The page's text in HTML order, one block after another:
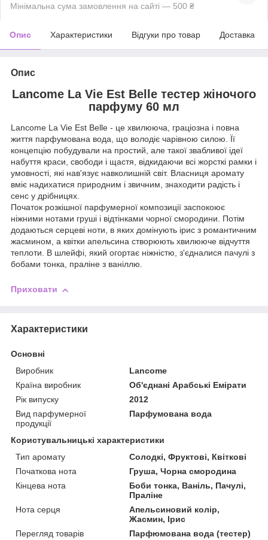
Мінімальна сума замовлення на сайті — 500 ₴
Опис Характеристики Відгуки про товар Доставка
Опис
Lancome La Vie Est Belle тестер жіночого
парфуму 60 мл
Lancome La Vie Est Belle - це хвилююча, граціозна і повна
життя парфумована вода, що володіє чарівною силою. Її
концепцію побудували на простий, але такої звабливої ідеї
набуття краси, свободи і щастя, відкидаючи всі жорсткі рамки і
умовності, які нав'язує навколишній світ. Власниця аромату
вміє надихатися природним і звичним, знаходити радість і
сенс у дрібницях.
Початок розкішної парфумерної композиції заспокоює
ніжними нотами груші і відтінками чорної смородини. Потім
додаються серцеві ноти, в яких домінують ірис з романтичним
жасмином, а квітки апельсина створюють хвилююче відчуття
теплоти. В шлейфі, який огортає ніжністю, з'єдналися пачулі з
бобами тонка, праліне з ваніллю.
Приховати
Характеристики
Основні
Виробник
Lancome
Країна виробник
Об'єднані Арабські Емірати
Рік випуску
2012
Вид парфумерної
продукції
Парфумована вода
Користувальницькі характеристики
Тип аромату
Солодкі, Фруктові, Квіткові
Початкова нота
Груша, Чорна смородина
Кінцева нота
Боби тонка, Ваніль, Пачулі,
Праліне
Нота серця
Апельсиновий колір,
Жасмин, Ірис
Перегляд товарів
Парфюмована вода (тестер)